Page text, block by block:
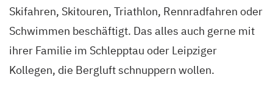
Skifahren, Skitouren, Triathlon, Rennradfahren oder
Schwimmen beschäftigt. Das alles auch gerne mit
ihrer Familie im Schlepptau oder Leipziger
Kollegen, die Bergluft schnuppern wollen.